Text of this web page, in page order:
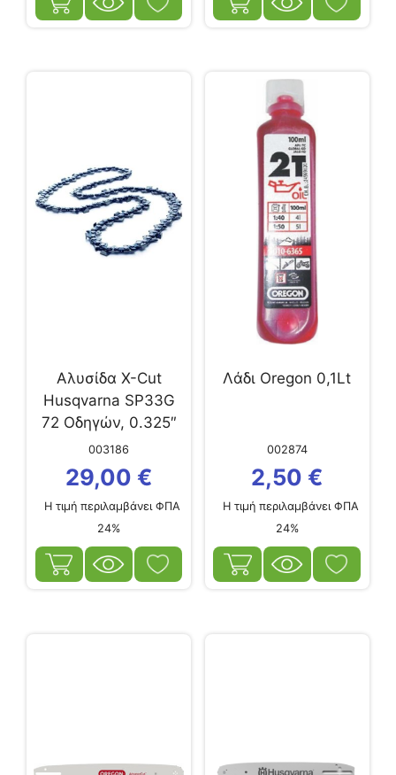
Αλυσίδα X-Cut
Husqvarna SP33G
72 Οδηγών, 0.325″
003186
29,00 €
Η τιμή περιλαμβάνει ΦΠΑ
24%
Λάδι Oregon 0,1Lt
002874
2,50 €
Η τιμή περιλαμβάνει ΦΠΑ
24%